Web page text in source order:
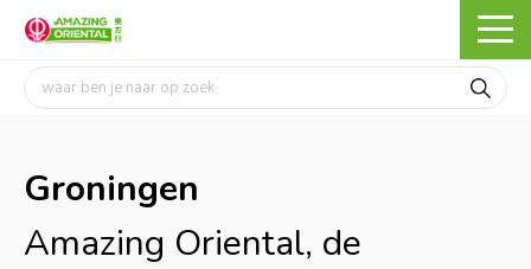
Groningen
Amazing Oriental, de